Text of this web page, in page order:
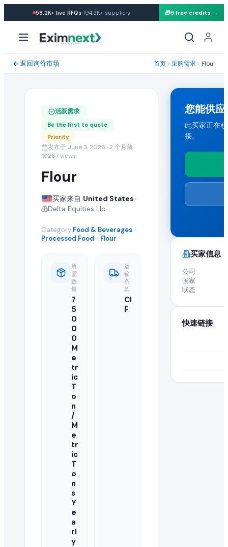
求购: Flour
采购需求规格与贸易条款
运输条款与目的港
买家要求 CIF 运输条款。能够向 United States 发货的任何国
提交您的报价
类似 Flour 批发采购需求
在 EximNext B2B 市场浏览更多活跃的 flour 采购需求以及来
全球 B2B 采购: 活跃进口商求购 Flour
高品质 flour 在全球市场的需求持续增长。这项活跃的采购
关于 Flour 采购需求的常见问题
什么是 flour 采购需求?
采购需求是由正在寻找供应商以批量进口或采购批发 flour 的
如何响应此 flour 采购需求?
认证供应商和制造商可以点击本页的"提交报价"按钮,将批发
正在寻找此 flour 的买家是否已认证?
EximNext 对我们 B2B 市场上的买家实施认证流程,确保供应
我的报价中需要包含哪些信息?
您的报价应包括最优批发 FOB 价格、最低起订量(MOQ)、
我可以直接联系来自 United States 的买家吗?
可以,我们目录中已注册并已升级的供应商可访问买家的联系
此 flour 订单需要多大数量?
58.2K+ live RFQs·194.3K+ suppliers 🎁5 free credits →
返回询价市场 首页 采购需求 Flour
活跃需求
Be the first to quote
Priority
发布于 June 3, 2026 · 2 个月前·
267views
Flour
买家来自 United States•
Delta Equities Llc
Category:Food & Beverages
Processed Food
Flour
所
需
数
量
7
5
0
0
0
M
e
tr
ic
T
o
n
/
M
e
tr
ic
T
o
n
s
Y
e
a
rl
y
运
输
条
款
CI
F
您能供
此买家正在
接。
买家信息
公司
国家
状态
快速链接